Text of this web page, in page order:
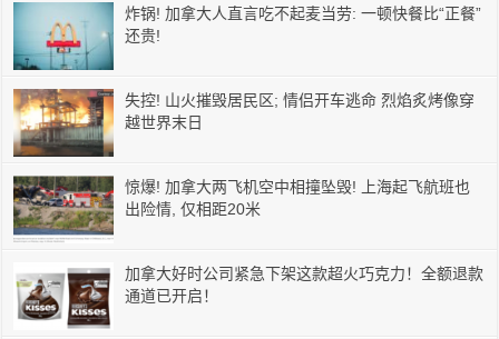
炸锅! 加拿大人直言吃不起麦当劳: 一顿快餐比“正餐”
还贵!
失控! 山火摧毁居民区; 情侣开车逃命 烈焰炙烤像穿
越世界末日
惊爆! 加拿大两飞机空中相撞坠毁! 上海起飞航班也
出险情, 仅相距20米
加拿大好时公司紧急下架这款超火巧克力！全额退款
通道已开启！